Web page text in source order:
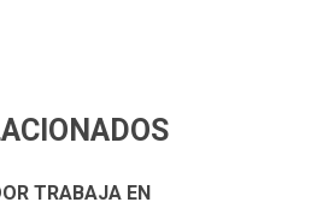
TRABAJA EN